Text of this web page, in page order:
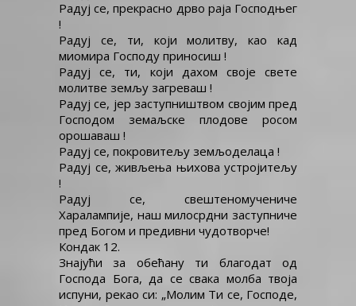
Радуј се, прекрасно дрво раја Господњег
!
Радуј се, ти, који молитву, као кад
миомира Господу приносиш !
Радуј се, ти, који дахом своје свете
молитве земљу загреваш !
Радуј се, јер заступништвом својим пред
Господом земаљске плодове росом
орошаваш !
Радуј се, покровитељу земљоделаца !
Радуј се, живљења њихова устројитељу
!
Радуј се, свештеномучениче
Харалампије, наш милосрдни заступниче
пред Богом и предивни чудотворче!
Кондак 12.
Знајући за обећану ти благодат од
Господа Бога, да се свака молба твоја
испуни, рекао си: „Молим Ти се, Господе,